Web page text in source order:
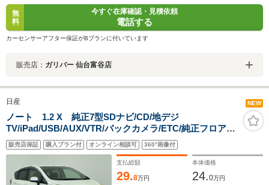
無
料
今すぐ在庫確認・見積依頼
電話する
カーセンサーアフター保証がBプランに付いています
販売店： ガリバー 仙台富谷店
日産 NEW
ノート 1.2 X 純正7型SDナビ/CD/地デジ
TV/iPad/USB/AUX/VTR/バックカメラ/ETC/純正フロアマ
ット/アイドリングストップ/電動格納ミラー/純正14インチ
アルミホイール/ハロゲンライト/電動格納ミラー/スマート
販売店保証 購入プラン付 オンライン相談可 360°画像付
支払総額
29.8万円
本体価格
24.0万円